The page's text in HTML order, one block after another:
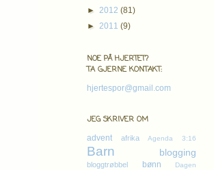
► 2012 (81)
► 2011 (9)
NOE PÅ HJERTET?
TA GJERNE KONTAKT:
hjertespor@gmail.com
JEG SKRIVER OM
advent afrika Agenda 3:16
Barn blogging
bloggtrøbbel bønn Dagen